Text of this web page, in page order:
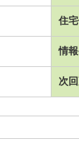
住
情
次